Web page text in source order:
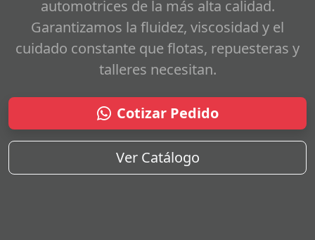
automotrices de la más alta calidad.
Garantizamos la fluidez, viscosidad y el
cuidado constante que flotas, repuesteras y
talleres necesitan.
Cotizar Pedido
Ver Catálogo